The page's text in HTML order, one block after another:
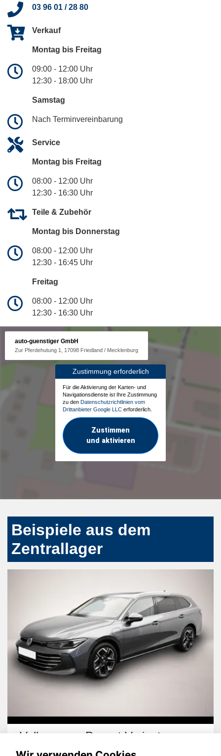
03 96 01 / 28 80
Verkauf
Montag bis Freitag
09:00 - 12:00 Uhr
12:30 - 18:00 Uhr
Samstag
Nach Terminvereinbarung
Service
Montag bis Freitag
08:00 - 12:00 Uhr
12:30 - 16:30 Uhr
Teile & Zubehör
Montag bis Donnerstag
08:00 - 12:00 Uhr
12:30 - 16:45 Uhr
Freitag
08:00 - 12:00 Uhr
12:30 - 16:30 Uhr
auto-guenstiger GmbH
Zur Pferdehutung 1, 17098 Friedland / Mecklenburg
Zustimmung erforderlich
Für die Aktivierung der Karten- und
Navigationsdienste ist Ihre Zustimmung
zu den Datenschutzrichtlinien vom
Drittanbieter Google LLC erforderlich.
Zustimmen
und aktivieren
Beispiele aus dem
Zentrallager
Passat Variant Dacia